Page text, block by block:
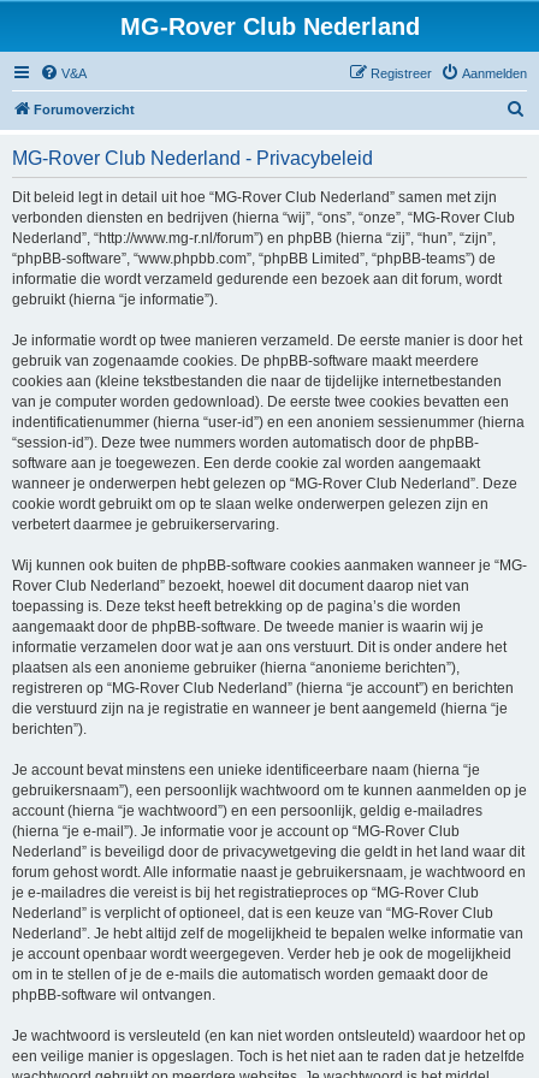
MG-Rover Club Nederland
V&A Aanmelden
Registreer
Forumoverzicht
MG-Rover Club Nederland - Privacybeleid
Dit beleid legt in detail uit hoe “MG-Rover Club Nederland” samen met zijn
verbonden diensten en bedrijven (hierna “wij”, “ons”, “onze”, “MG-Rover Club
Nederland”, “http://www.mg-r.nl/forum”) en phpBB (hierna “zij”, “hun”, “zijn”,
“phpBB-software”, “www.phpbb.com”, “phpBB Limited”, “phpBB-teams”) de
informatie die wordt verzameld gedurende een bezoek aan dit forum, wordt
gebruikt (hierna “je informatie”).
Je informatie wordt op twee manieren verzameld. De eerste manier is door het
gebruik van zogenaamde cookies. De phpBB-software maakt meerdere
cookies aan (kleine tekstbestanden die naar de tijdelijke internetbestanden
van je computer worden gedownload). De eerste twee cookies bevatten een
indentificatienummer (hierna “user-id”) en een anoniem sessienummer (hierna
“session-id”). Deze twee nummers worden automatisch door de phpBB-
software aan je toegewezen. Een derde cookie zal worden aangemaakt
wanneer je onderwerpen hebt gelezen op “MG-Rover Club Nederland”. Deze
cookie wordt gebruikt om op te slaan welke onderwerpen gelezen zijn en
verbetert daarmee je gebruikerservaring.
Wij kunnen ook buiten de phpBB-software cookies aanmaken wanneer je “MG-
Rover Club Nederland” bezoekt, hoewel dit document daarop niet van
toepassing is. Deze tekst heeft betrekking op de pagina’s die worden
aangemaakt door de phpBB-software. De tweede manier is waarin wij je
informatie verzamelen door wat je aan ons verstuurt. Dit is onder andere het
plaatsen als een anonieme gebruiker (hierna “anonieme berichten”),
registreren op “MG-Rover Club Nederland” (hierna “je account”) en berichten
die verstuurd zijn na je registratie en wanneer je bent aangemeld (hierna “je
berichten”).
Je account bevat minstens een unieke identificeerbare naam (hierna “je
gebruikersnaam”), een persoonlijk wachtwoord om te kunnen aanmelden op je
account (hierna “je wachtwoord”) en een persoonlijk, geldig e-mailadres
(hierna “je e-mail”). Je informatie voor je account op “MG-Rover Club
Nederland” is beveiligd door de privacywetgeving die geldt in het land waar dit
forum gehost wordt. Alle informatie naast je gebruikersnaam, je wachtwoord en
je e-mailadres die vereist is bij het registratieproces op “MG-Rover Club
Nederland” is verplicht of optioneel, dat is een keuze van “MG-Rover Club
Nederland”. Je hebt altijd zelf de mogelijkheid te bepalen welke informatie van
je account openbaar wordt weergegeven. Verder heb je ook de mogelijkheid
om in te stellen of je de e-mails die automatisch worden gemaakt door de
phpBB-software wil ontvangen.
Je wachtwoord is versleuteld (en kan niet worden ontsleuteld) waardoor het op
een veilige manier is opgeslagen. Toch is het niet aan te raden dat je hetzelfde